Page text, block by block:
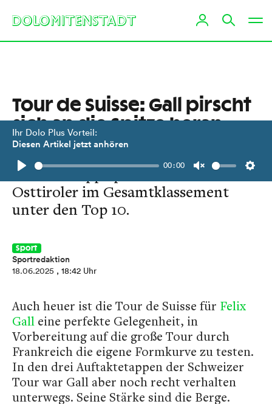
Ihr Dolo Plus Vorteil:
Diesen Artikel jetzt anhören
Play
00:00
Unmute
Tour de Suisse: Gall pirscht
sich an die Spitze heran
Mit einem sechsten Platz in der
vierten Etappe platziert sich der
Osttiroler im Gesamtklassement
unter den Top 10.
Sport
Sportredaktion
18.06.2025 , 18:42 Uhr
Auch heuer ist die Tour de Suisse für Felix
Gall eine perfekte Gelegenheit, in
Vorbereitung auf die große Tour durch
Frankreich die eigene Formkurve zu testen.
In den drei Auftaktetappen der Schweizer
Tour war Gall aber noch recht verhalten
unterwegs. Seine Stärke sind die Berge.